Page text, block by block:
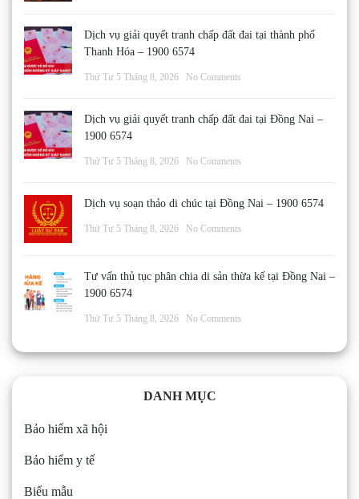
Dịch vụ giải quyết tranh chấp đất đai tại thành phố
Thanh Hóa – 1900 6574
Thứ Tư 5 Tháng 8, 2026 No Comments
Dịch vụ giải quyết tranh chấp đất đai tại Đồng Nai –
1900 6574
Thứ Tư 5 Tháng 8, 2026 No Comments
Dịch vụ soạn thảo di chúc tại Đồng Nai – 1900 6574
Thứ Tư 5 Tháng 8, 2026 No Comments
Tư vấn thủ tục phân chia di sản thừa kế tại Đồng Nai –
1900 6574
Thứ Tư 5 Tháng 8, 2026 No Comments
DANH MỤC
Bảo hiểm xã hội
Bảo hiểm y tế
Biểu mẫu